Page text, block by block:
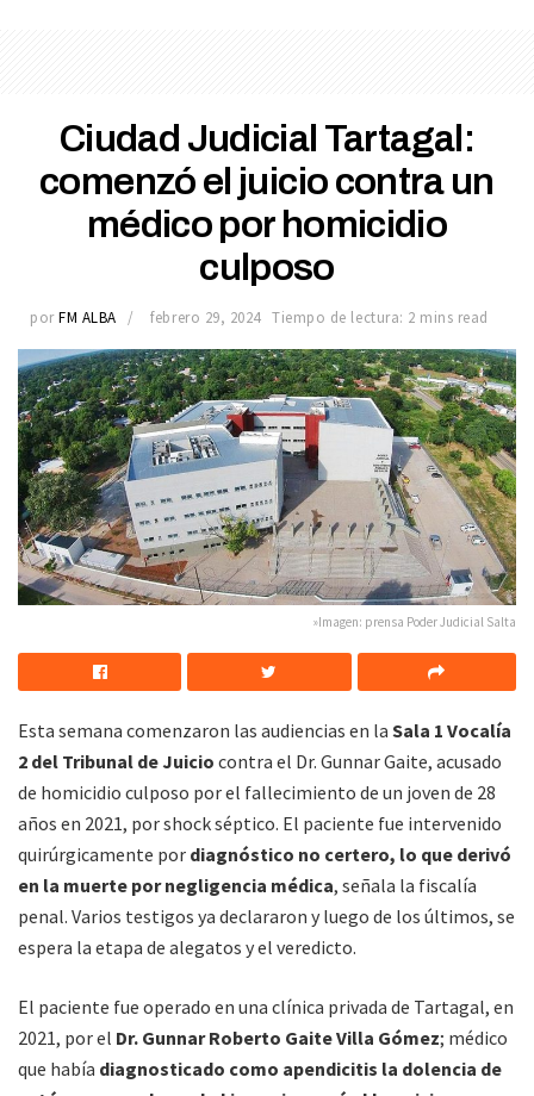
Ciudad Judicial Tartagal:
comenzó el juicio contra un
médico por homicidio
culposo
por FM ALBA febrero 29, 2024 Tiempo de lectura: 2 mins read
»Imagen: prensa Poder Judicial Salta
Esta semana comenzaron las audiencias en la Sala 1 Vocalía
2 del Tribunal de Juicio contra el Dr. Gunnar Gaite, acusado
de homicidio culposo por el fallecimiento de un joven de 28
años en 2021, por shock séptico. El paciente fue intervenido
quirúrgicamente por diagnóstico no certero, lo que derivó
en la muerte por negligencia médica, señala la fiscalía
penal. Varios testigos ya declararon y luego de los últimos, se
espera la etapa de alegatos y el veredicto.
El paciente fue operado en una clínica privada de Tartagal, en
2021, por el Dr. Gunnar Roberto Gaite Villa Gómez; médico
que había diagnosticado como apendicitis la dolencia de